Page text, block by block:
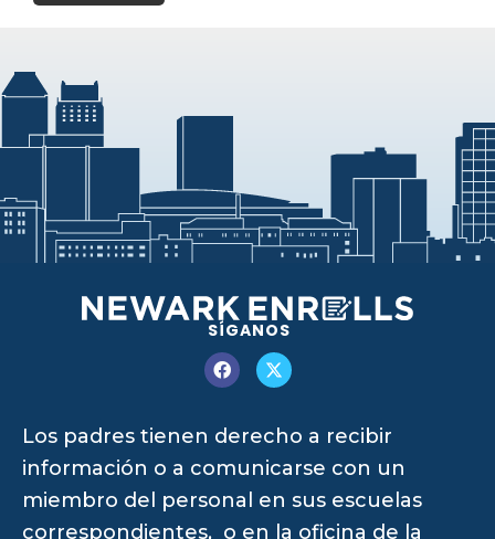
SÍGANOS
Los padres tienen derecho a recibir
información o a comunicarse con un
miembro del personal en sus escuelas
correspondientes, o en la oficina de la